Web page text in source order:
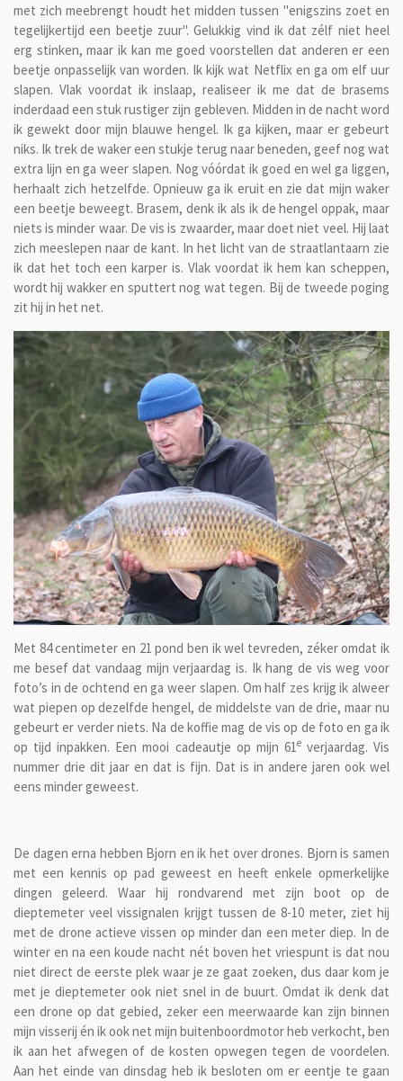
met zich meebrengt houdt het midden tussen "enigszins zoet en
tegelijkertijd een beetje zuur". Gelukkig vind ik dat zélf niet heel
erg stinken, maar ik kan me goed voorstellen dat anderen er een
beetje onpasselijk van worden. Ik kijk wat Netflix en ga om elf uur
slapen. Vlak voordat ik inslaap, realiseer ik me dat de brasems
inderdaad een stuk rustiger zijn gebleven. Midden in de nacht word
ik gewekt door mijn blauwe hengel. Ik ga kijken, maar er gebeurt
niks. Ik trek de waker een stukje terug naar beneden, geef nog wat
extra lijn en ga weer slapen. Nog vóórdat ik goed en wel ga liggen,
herhaalt zich hetzelfde. Opnieuw ga ik eruit en zie dat mijn waker
een beetje beweegt. Brasem, denk ik als ik de hengel oppak, maar
niets is minder waar. De vis is zwaarder, maar doet niet veel. Hij laat
zich meeslepen naar de kant. In het licht van de straatlantaarn zie
ik dat het toch een karper is. Vlak voordat ik hem kan scheppen,
wordt hij wakker en sputtert nog wat tegen. Bij de tweede poging
zit hij in het net.
Met 84 centimeter en 21 pond ben ik wel tevreden, zéker omdat ik
me besef dat vandaag mijn verjaardag is. Ik hang de vis weg voor
foto’s in de ochtend en ga weer slapen. Om half zes krijg ik alweer
wat piepen op dezelfde hengel, de middelste van de drie, maar nu
gebeurt er verder niets. Na de koffie mag de vis op de foto en ga ik
op tijd inpakken. Een mooi cadeautje op mijn 61everjaardag. Vis
nummer drie dit jaar en dat is fijn. Dat is in andere jaren ook wel
eens minder geweest.
De dagen erna hebben Bjorn en ik het over drones. Bjorn is samen
met een kennis op pad geweest en heeft enkele opmerkelijke
dingen geleerd. Waar hij rondvarend met zijn boot op de
dieptemeter veel vissignalen krijgt tussen de 8-10 meter, ziet hij
met de drone actieve vissen op minder dan een meter diep. In de
winter en na een koude nacht nét boven het vriespunt is dat nou
niet direct de eerste plek waar je ze gaat zoeken, dus daar kom je
met je dieptemeter ook niet snel in de buurt. Omdat ik denk dat
een drone op dat gebied, zeker een meerwaarde kan zijn binnen
mijn visserij én ik ook net mijn buitenboordmotor heb verkocht, ben
ik aan het afwegen of de kosten opwegen tegen de voordelen.
Aan het einde van dinsdag heb ik besloten om er eentje te gaan